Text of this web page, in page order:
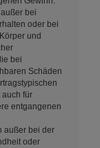
bei
oder bei
und
bei
Schäden
auch für
entgangenen
außer bei der
oder